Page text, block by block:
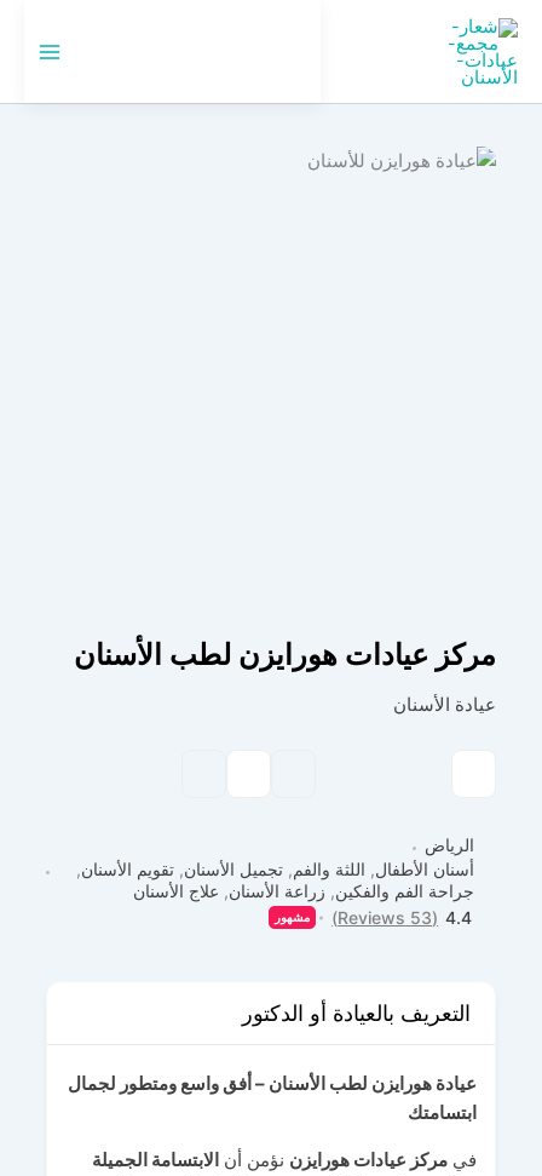
تخطي
إلى
المحتوى
مركز عيادات هورايزن لطب الأسنان
عيادة الأسنان
الرياض
أسنان الأطفال, اللثة والفم, تجميل الأسنان, تقويم الأسنان,
جراحة الفم والفكين, زراعة الأسنان, علاج الأسنان
4.4
(53 Reviews) مشهور
التعريف بالعيادة أو الدكتور
عيادة هورايزن لطب الأسنان – أفق واسع ومتطور لجمال
ابتسامتك
في مركز عيادات هورايزن نؤمن أن الابتسامة الجميلة